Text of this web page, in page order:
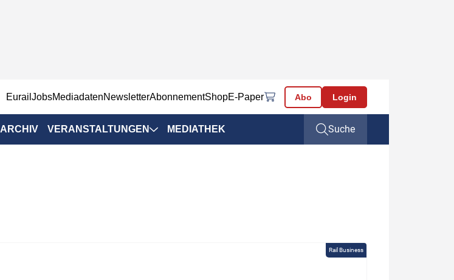
EurailJobsMediadatenNewsletterAbonnementShopE-Paper Abo Login
ARCHIV VERANSTALTUNGEN MEDIATHEK Suche
Rail Business